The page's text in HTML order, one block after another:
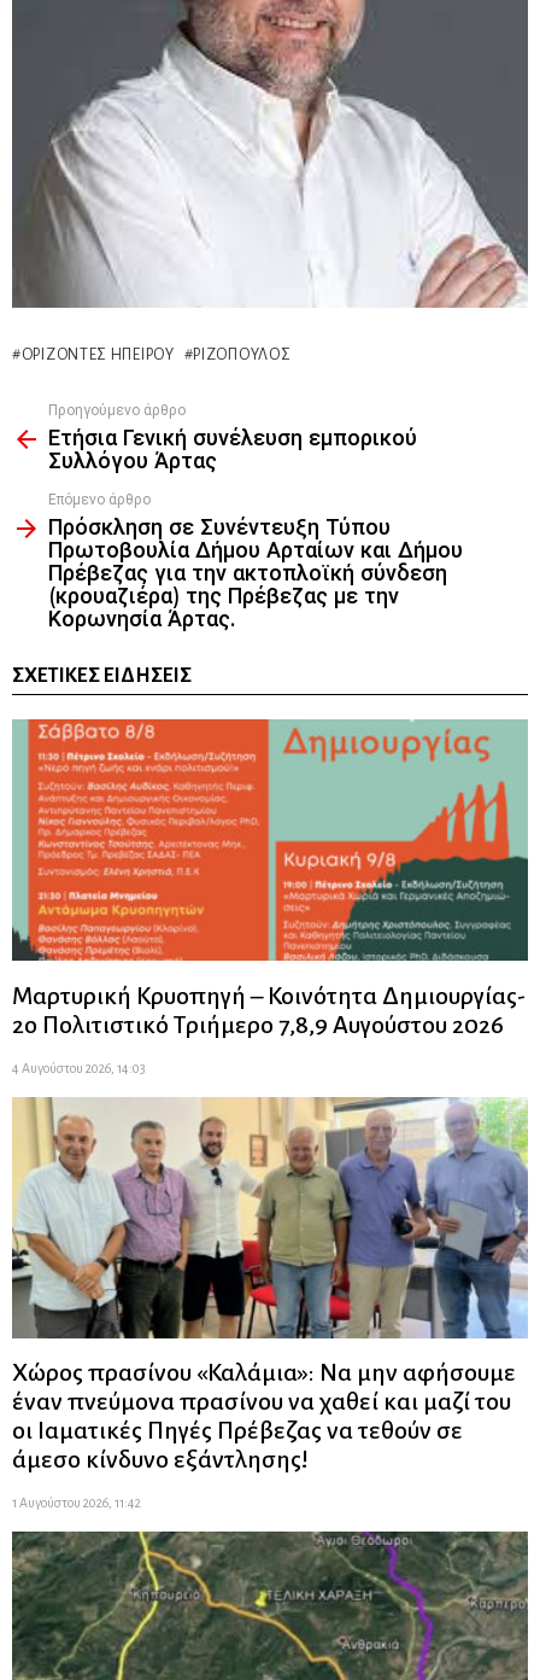
ΟΡΊΖΟΝΤΕΣ ΗΠΕΊΡΟΥ ΡΙΖΌΠΟΥΛΟΣ
more
Προηγούμενο άρθρο
Ετήσια Γενική συνέλευση εμπορικού
Συλλόγου Άρτας
Επόμενο άρθρο
Πρόσκληση σε Συνέντευξη Τύπου
Πρωτοβουλία Δήμου Αρταίων και Δήμου
Πρέβεζας για την ακτοπλοϊκή σύνδεση
(κρουαζιέρα) της Πρέβεζας με την
Κορωνησία Άρτας.
ΣΧΕΤΙΚΈΣ ΕΙΔΉΣΕΙΣ
Μαρτυρική Κρυοπηγή – Κοινότητα Δημιουργίας-
2ο Πολιτιστικό Τριήμερο 7,8,9 Αυγούστου 2026
4 Αυγούστου 2026, 14:03
Χώρος πρασίνου «Καλάμια»: Να μην αφήσουμε
έναν πνεύμονα πρασίνου να χαθεί και μαζί του
οι Ιαματικές Πηγές Πρέβεζας να τεθούν σε
άμεσο κίνδυνο εξάντλησης!
1 Αυγούστου 2026, 11:42